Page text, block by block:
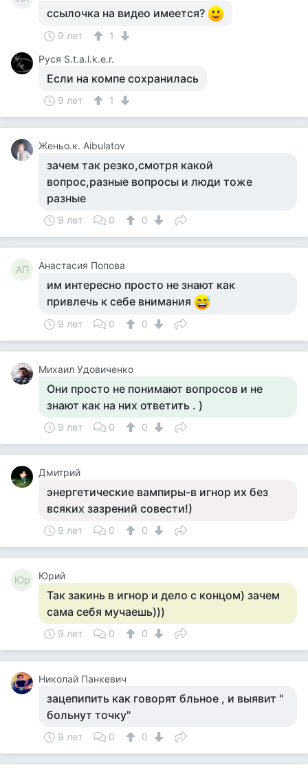
ссылочка на видео имеется?
9 лет
1
Руся S.t.a.l.k.e.r.
Если на компе сохранилась
9 лет 1
Женьо.к. Aibulatov
зачем так резко,смотря какой
вопрос,разные вопросы и люди тоже
разные
9 лет 0 0
АП Анастасия Попова
им интересно просто не знают как
привлечь к себе внимания
9 лет 0 0
Михаил Удовиченко
Они просто не понимают вопросов и не
знают как на них ответить . )
9 лет 0 0
Дмитрий
энергетические вампиры-в игнор их без
всяких зазрений совести!)
9 лет 0 0
Юр Юрий
Так закинь в игнор и дело с концом) зачем
сама себя мучаешь)))
9 лет 0 0
Николай Панкевич
зацепипить как говорят бльное , и выявит "
больнут точку"
9 лет 0 0